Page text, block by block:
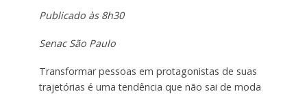
Publicado às 8h30
Senac São Paulo
Transformar pessoas em protagonistas de suas
trajetórias é uma tendência que não sai de moda